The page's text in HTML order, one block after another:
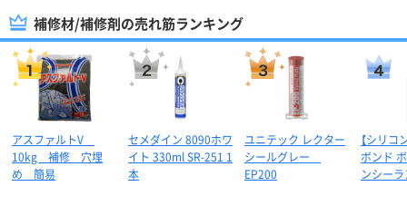
補修材/補修剤の売れ筋ランキング
アスファルトV
10kg 補修 穴埋
め 簡易
セメダイン 8090ホワ
イト 330ml SR-251 1
本
ユニテック レクター
シールグレー
EP200
【シリコ
ボンド
ンシー